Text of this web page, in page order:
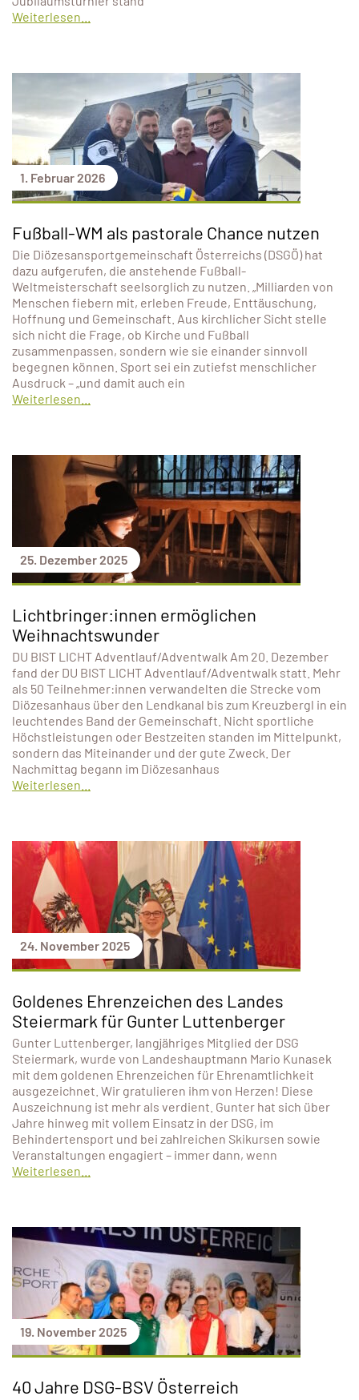
Weiterlesen...
1. Februar 2026
Fußball-WM als pastorale Chance nutzen
Die Diözesansportgemeinschaft Österreichs (DSGÖ) hat
dazu aufgerufen, die anstehende Fußball-
Weltmeisterschaft seelsorglich zu nutzen. „Milliarden von
Menschen fiebern mit, erleben Freude, Enttäuschung,
Hoffnung und Gemeinschaft. Aus kirchlicher Sicht stelle
sich nicht die Frage, ob Kirche und Fußball
zusammenpassen, sondern wie sie einander sinnvoll
begegnen können. Sport sei ein zutiefst menschlicher
Ausdruck – „und damit auch ein
Weiterlesen...
25. Dezember 2025
Lichtbringer:innen ermöglichen
Weihnachtswunder
DU BIST LICHT Adventlauf/Adventwalk Am 20. Dezember
fand der DU BIST LICHT Adventlauf/Adventwalk statt. Mehr
als 50 Teilnehmer:innen verwandelten die Strecke vom
Diözesanhaus über den Lendkanal bis zum Kreuzbergl in ein
leuchtendes Band der Gemeinschaft. Nicht sportliche
Höchstleistungen oder Bestzeiten standen im Mittelpunkt,
sondern das Miteinander und der gute Zweck. Der
Nachmittag begann im Diözesanhaus
Weiterlesen...
24. November 2025
Goldenes Ehrenzeichen des Landes
Steiermark für Gunter Luttenberger
Gunter Luttenberger, langjähriges Mitglied der DSG
Steiermark, wurde von Landeshauptmann Mario Kunasek
mit dem goldenen Ehrenzeichen für Ehrenamtlichkeit
ausgezeichnet. Wir gratulieren ihm von Herzen! Diese
Auszeichnung ist mehr als verdient. Gunter hat sich über
Jahre hinweg mit vollem Einsatz in der DSG, im
Behindertensport und bei zahlreichen Skikursen sowie
Veranstaltungen engagiert – immer dann, wenn
Weiterlesen...
19. November 2025
40 Jahre DSG-BSV Österreich